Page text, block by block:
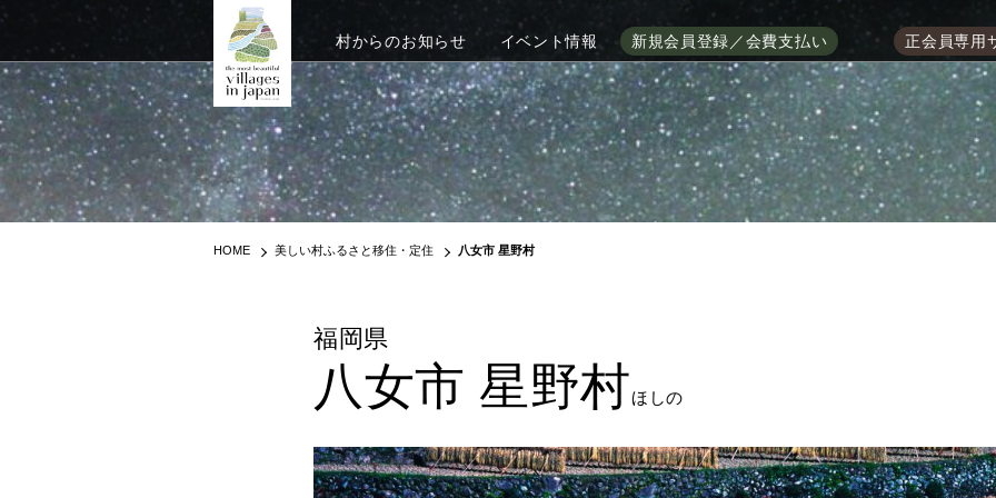
村からのお知らせ イベント情報 新規会員登録／会費支払い 正会員専用
HOME 美しい村ふるさと移住・定住 八女市 星野村
福岡県
八女市 星野村ほしの